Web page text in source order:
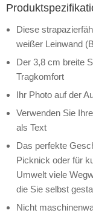
Diese
weißer Leinwand
Der 3,8 cm breite
Tragkomfort
Ihr Photo auf der
Verwenden Sie
als Text
Das perfekte
Picknick oder für
Umwelt viele
die Sie selbst
Nicht